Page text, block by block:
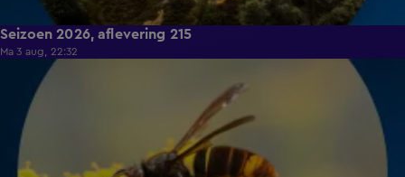
Seizoen 2026, aflevering 215
Ma 3 aug, 22:32